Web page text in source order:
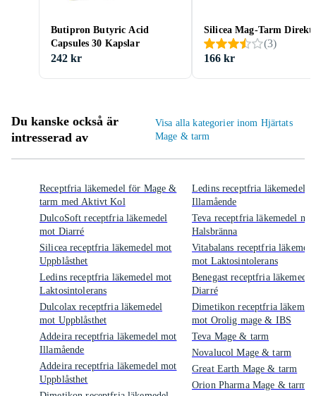
Butipron Butyric Acid
Capsules 30 Kapslar
242 kr
Silicea Mag-Tarm Direkt
(3)
166 kr
Du kanske också är
intresserad av
Visa alla kategorier inom Hjärtats
Mage & tarm
Receptfria läkemedel för Mage &
tarm med Aktivt Kol
DulcoSoft receptfria läkemedel
mot Diarré
Silicea receptfria läkemedel mot
Uppblåsthet
Ledins receptfria läkemedel mot
Laktosintolerans
Dulcolax receptfria läkemedel
mot Uppblåsthet
Addeira receptfria läkemedel mot
Illamående
Addeira receptfria läkemedel mot
Uppblåsthet
Ledins receptfria läkemedel
Illamående
Teva receptfria läkemedel mot
Halsbränna
Vitabalans receptfria
mot Laktosintolerans
Benegast receptfria
Diarré
Dimetikon receptfria
mot Orolig mage & IBS
Teva Mage & tarm
Novalucol Mage & tarm
Great Earth Mage & tarm
Orion Pharma Mage & tarm